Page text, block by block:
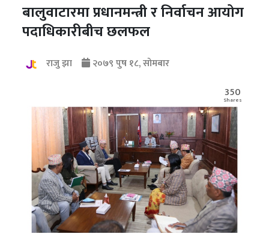
बालुवाटारमा प्रधानमन्त्री र निर्वाचन आयोग
पदाधिकारीबीच छलफल
राजु झा
२०७९ पुष १८, सोमबार
350
Shares